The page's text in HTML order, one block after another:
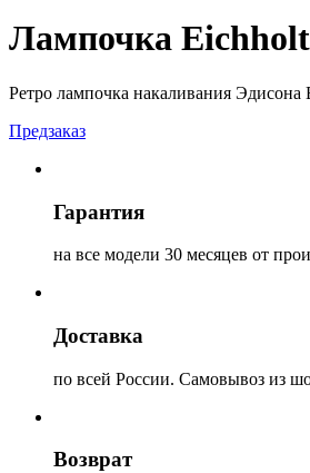
Лампочка
Ретро лампочка накаливания
Предзаказ
Гарантия
на все модели 30 месяцев от
Доставка
по всей России. Самовывоз из
Возврат